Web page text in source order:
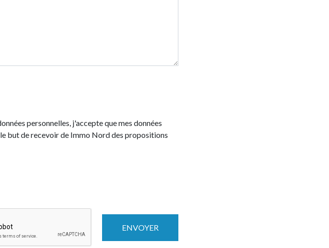
personnelles, j'accepte que mes données
but de recevoir de Immo Nord des propositions